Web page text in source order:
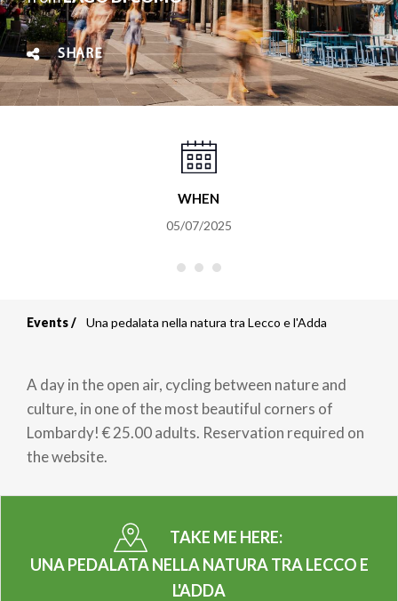
SHARE
WHEN
05/07/2025
Breadcrumb
Events Una pedalata nella natura tra Lecco e l'Adda
A day in the open air, cycling between nature and
culture, in one of the most beautiful corners of
Lombardy! € 25.00 adults. Reservation required on
the website.
TAKE ME HERE:
UNA PEDALATA NELLA NATURA TRA LECCO E
L'ADDA